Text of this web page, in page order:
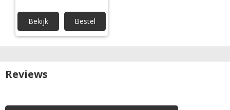
Bekijk Bestel
Reviews